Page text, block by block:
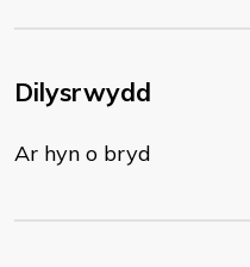
Dilysrwydd
Ar hyn o bryd